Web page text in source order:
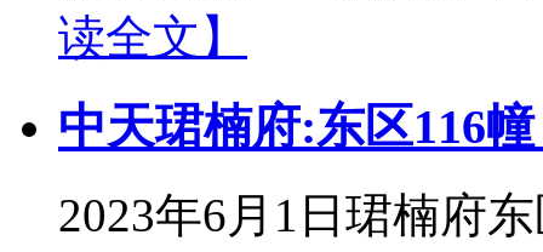
读全文】
中天珺楠府:东区116
2023年6月1日珺楠府